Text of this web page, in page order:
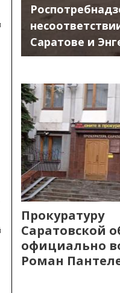
Саратове и
Прокуратуру
Саратовской
официально
Роман